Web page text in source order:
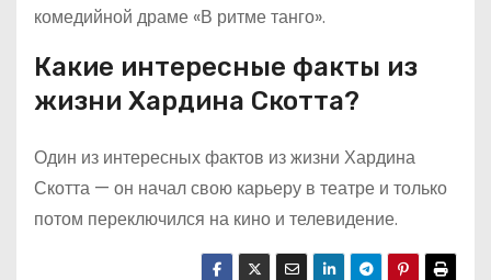
комедийной драме «В ритме танго».
Какие интересные факты из
жизни Хардина Скотта?
Один из интересных фактов из жизни Хардина
Скотта — он начал свою карьеру в театре и только
потом переключился на кино и телевидение.